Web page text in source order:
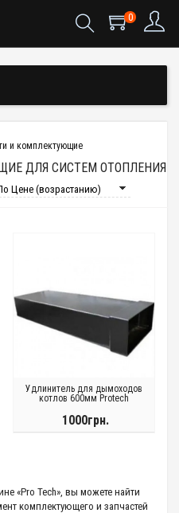
0
и комплектующие
ДЛЯ СИСТЕМ ОТОПЛЕНИЯ
Удлинитель для дымоходов
котлов 600мм Protech
1000грн.
«Pro Tech», вы можете найти
комплектующего и запчастей